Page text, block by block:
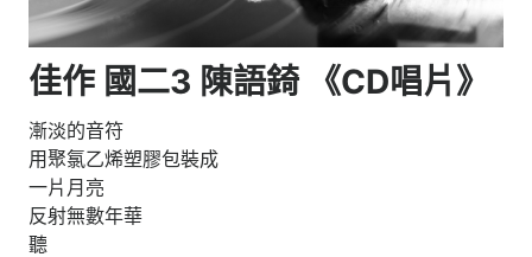
佳作 國二3 陳語錡 《CD唱片》
漸淡的音符
用聚氯乙烯塑膠包裝成
一片月亮
反射無數年華
聽